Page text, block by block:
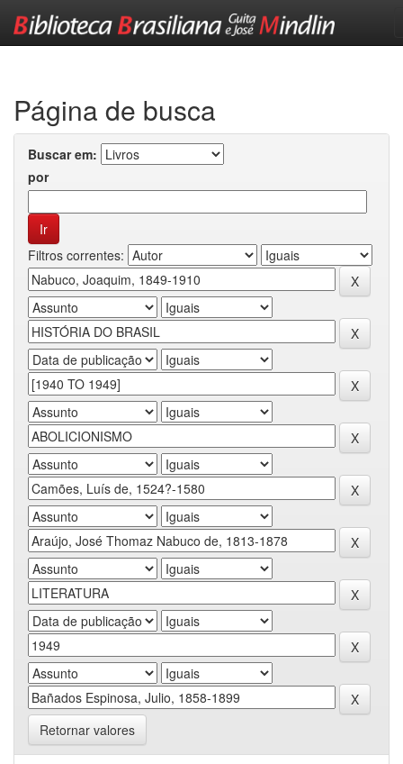
Página de busca
Buscar em:
por
Filtros correntes:
Retornar valores